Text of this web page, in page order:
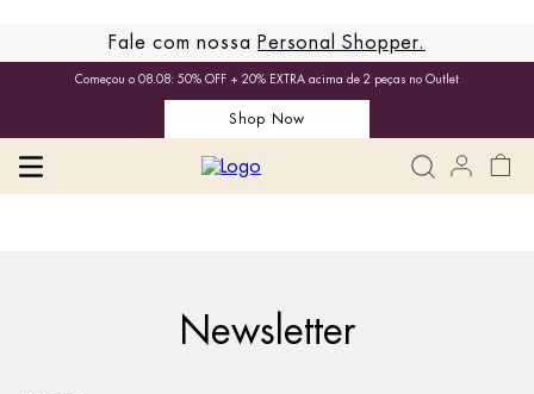
Fale com nossa Personal Shopper.
Começou o 08.08: 50% OFF + 20% EXTRA acima de 2 peças no Outlet
Shop Now
Newsletter